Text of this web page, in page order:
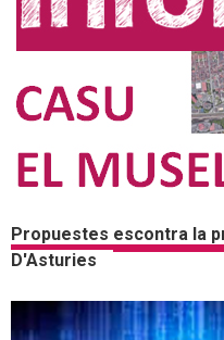
Propuestes escontra la
D'Asturies